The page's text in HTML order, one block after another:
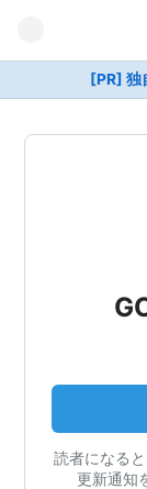
[PR] 独
読者になる
更新通知